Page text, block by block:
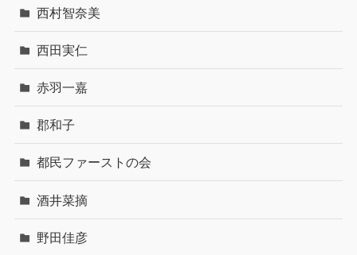
西村智奈美
西田実仁
赤羽一嘉
郡和子
都民ファーストの会
酒井菜摘
野田佳彦